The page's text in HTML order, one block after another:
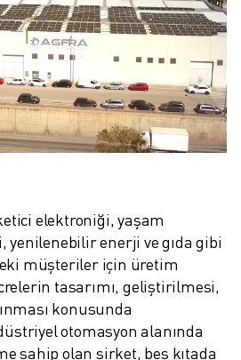
elektroniği, yaşam
yenilenebilir enerji ve gıda gibi
müşteriler için üretim
tasarımı, geliştirilmesi,
konusunda
otomasyon alanında
sahip olan şirket, beş kıtada